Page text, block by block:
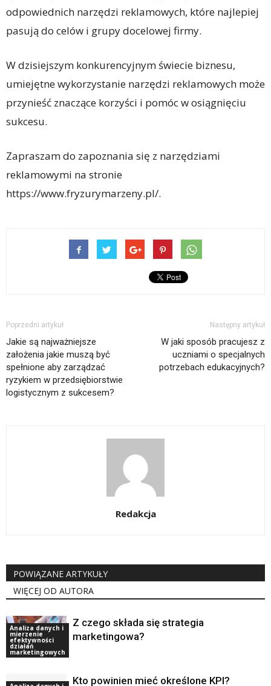
odpowiednich narzędzi reklamowych, które najlepiej
pasują do celów i grupy docelowej firmy.
W dzisiejszym konkurencyjnym świecie biznesu,
umiejętne wykorzystanie narzędzi reklamowych może
przynieść znaczące korzyści i pomóc w osiągnięciu
sukcesu.
Zapraszam do zapoznania się z narzędziami
reklamowymi na stronie
https://www.fryzurymarzeny.pl/.
Poprzedni artykuł
Jakie są najważniejsze
założenia jakie muszą być
spełnione aby zarządzać
ryzykiem w przedsiębiorstwie
logistycznym z sukcesem?
Następny artykuł
W jaki sposób pracujesz z
uczniami o specjalnych
potrzebach edukacyjnych?
Redakcja
POWIĄZANE ARTYKUŁY
WIĘCEJ OD AUTORA
Analiza danych i
mierzenie
efektywności
działań
marketingowych
Z czego składa się strategia
marketingowa?
Kto powinien mieć określone KPI?